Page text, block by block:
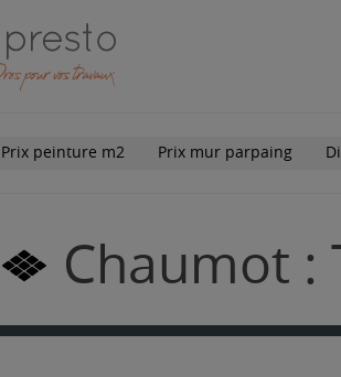
Prix peinture m2 Prix mur parpaing
Chaumot :